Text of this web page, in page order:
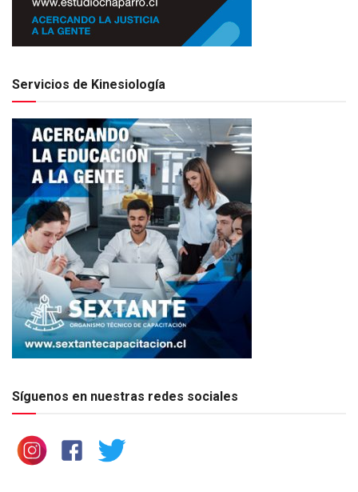
Servicios de Kinesiología
Síguenos en nuestras redes sociales